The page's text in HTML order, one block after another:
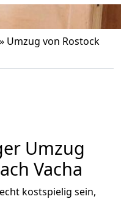
» Umzug von Rostock
Umzug
Vacha
kostspielig sein,